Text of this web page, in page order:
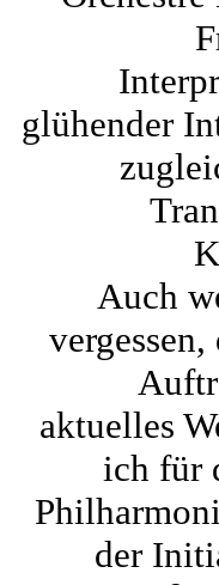
glühender
Auch
aktuelles
ich für
der